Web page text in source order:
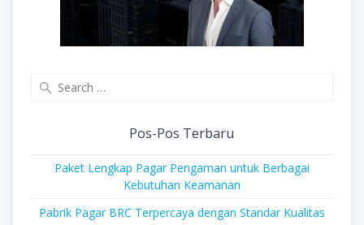
Pos-Pos Terbaru
Paket Lengkap Pagar Pengaman untuk Berbagai
Kebutuhan Keamanan
Pabrik Pagar BRC Terpercaya dengan Standar Kualitas